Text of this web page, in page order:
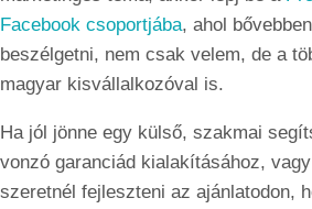
Facebook csoportjába, ahol
beszélgetni, nem csak velem, de a
magyar kisvállalkozóval is.
Ha jól jönne egy külső, szakmai
vonzó garanciád kialakításához,
szeretnél fejleszteni az ajánlatodon,